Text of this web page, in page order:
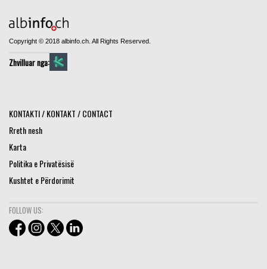
Copyright © 2018 albinfo.ch. All Rights Reserved.
Zhvilluar nga:
KONTAKTI / KONTAKT / CONTACT
Rreth nesh
Karta
Politika e Privatësisë
Kushtet e Përdorimit
FOLLOW US: